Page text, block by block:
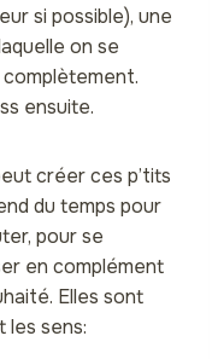
si possible), une
on se
complètement.
ensuite.
créer ces p’tits
du temps pour
pour se
en complément
Elles sont
les sens: